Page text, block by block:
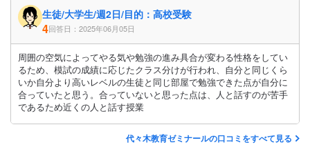
生徒/大学生/週2日/目的：高校受験
4回答日：2025年06月05日
周囲の空気によってやる気や勉強の進み具合が変わる性格をしてい
るため、模試の成績に応じたクラス分けが行われ、自分と同じくら
いか自分より高いレベルの生徒と同じ部屋で勉強できた点が自分に
合っていたと思う。合っていないと思った点は、人と話すのが苦手
であるため近くの人と話す授業
代々木教育ゼミナールの口コミをすべて見る